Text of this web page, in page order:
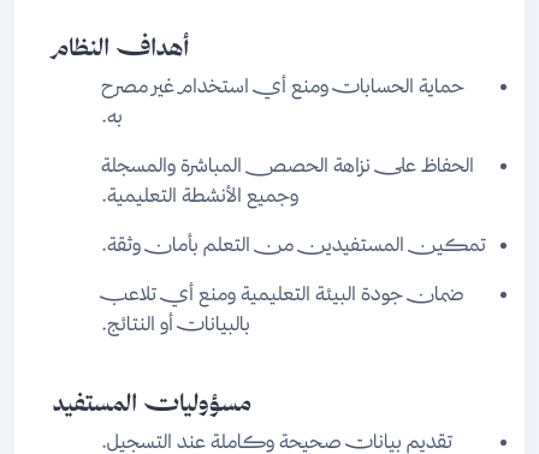
أهداف النظام
حماية الحسابات ومنع أي استخدام غير مصرح
به.
الحفاظ على نزاهة الحصص المباشرة والمسجلة
وجميع الأنشطة التعليمية.
تمكين المستفيدين من التعلم بأمان وثقة.
ضمان جودة البيئة التعليمية ومنع أي تلاعب
بالبيانات أو النتائج.
مسؤوليات المستفيد
تقديم بيانات صحيحة وكاملة عند التسجيل.